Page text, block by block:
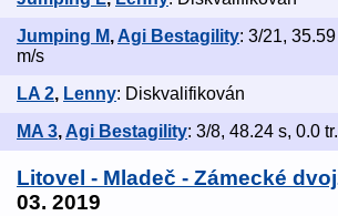
Jumping M, Agi Bestagility: 3/21,
m/s
LA 2, Lenny: Diskvalifikován
MA 3, Agi Bestagility: 3/8, 48.24 s, 0.0
Litovel - Mladeč - Zámecké
03. 2019